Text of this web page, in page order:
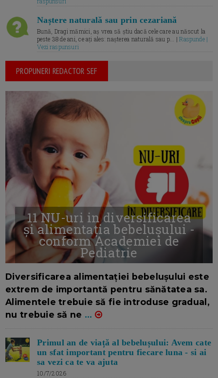
Naștere naturală sau prin cezariană
Bună, Dragi mămici, aș vrea să știu dacă cele care au născut la
peste 38 de ani, ce ați ales: nașterea naturală sau p... |Raspunde |
Vezi raspunsuri
PROPUNERI REDACTOR SEF
11 NU-uri in diversificarea
și alimentația bebelușului -
conform Academiei de
Pediatrie
Diversificarea alimentației bebelușului este
extrem de importantă pentru sănătatea sa.
Alimentele trebuie să fie introduse gradual,
nu trebuie să ne ...
Primul an de viață al bebelușului: Avem cate
un sfat important pentru fiecare luna - si ai
sa vezi ca te va ajuta
10/7/2026